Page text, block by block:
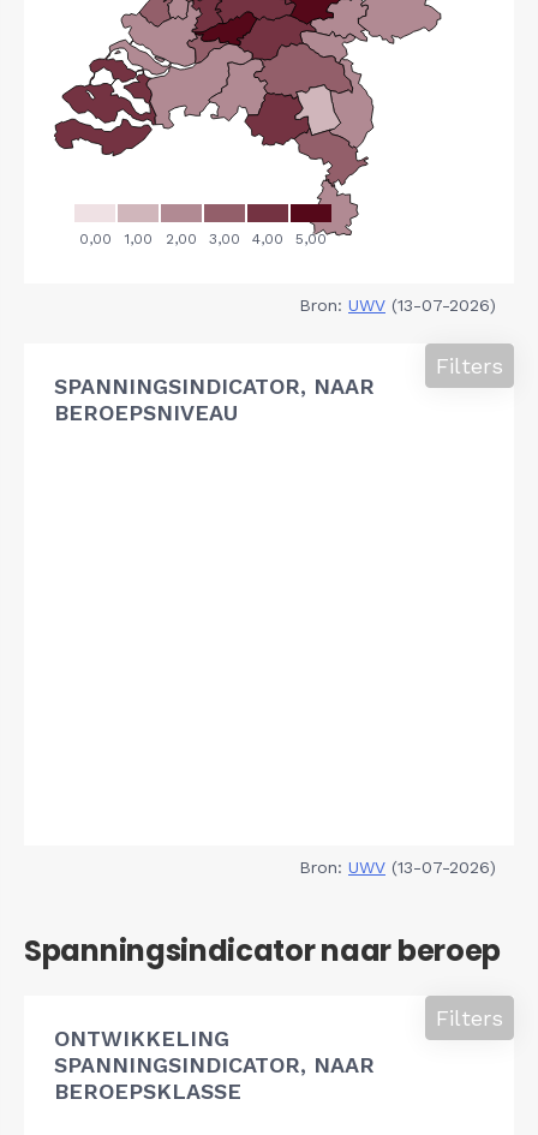
Bron: UWV (13-07-2026)
SPANNINGSINDICATOR, NAAR
BEROEPSNIVEAU
Filters
Bron: UWV (13-07-2026)
Spanningsindicator naar beroep
ONTWIKKELING
SPANNINGSINDICATOR, NAAR
BEROEPSKLASSE
Filters